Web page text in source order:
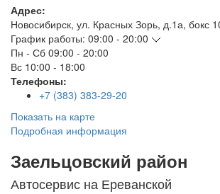
Адрес:
Новосибирск, ул. Красных Зорь, д.1а, бокс
График работы: 09:00 - 20:00
Пн - Сб 09:00 - 20:00
Вс 10:00 - 18:00
Телефоны:
+7 (383) 383-29-20
Показать на карте
Подробная информация
Заельцовский район
Автосервис на Ереванской